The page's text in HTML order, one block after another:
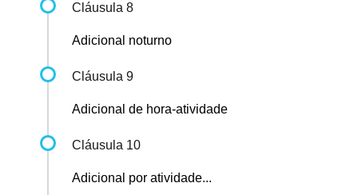
Cláusula 8
Adicional noturno
Cláusula 9
Adicional de hora-atividade
Cláusula 10
Adicional por atividade...